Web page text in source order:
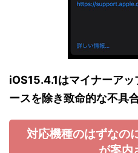
iOS15.4.1はマイナーア
ースを除き致命的な不具
対応機種のはずなの
が案内